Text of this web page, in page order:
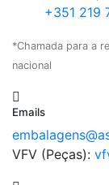
+351 219
*Chamada para a
nacional
Emails
VFV (Peças):